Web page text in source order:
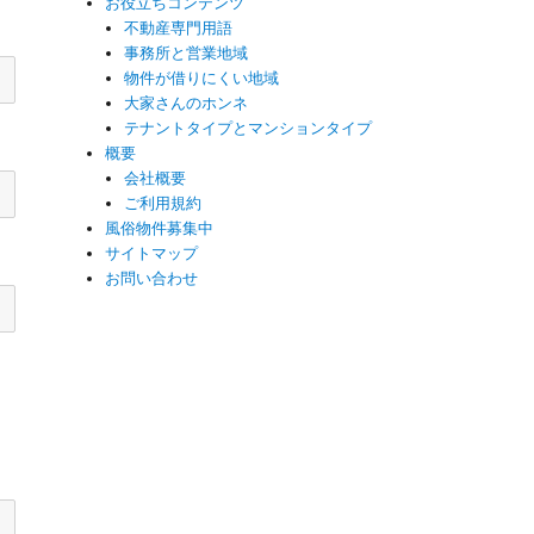
不動産専門用語
事務所と営業地域
物件が借りにくい地域
大家さんのホンネ
テナントタイプとマンションタイプ
概要
会社概要
ご利用規約
風俗物件募集中
サイトマップ
お問い合わせ